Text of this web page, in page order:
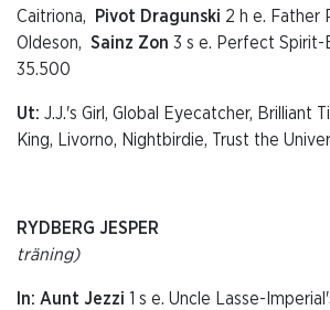
Caitriona,
Pivot Dragunski 2 h e. Father
Oldeson, Sainz Zon 3 s e. Perfect Spirit-
35.500
Ut: J.J.'s Girl, Global Eyecatcher, Brilliant
King, Livorno, Nightbirdie, Trust the
RYDBERG JESPER
träning)
In: Aunt Jezzi 1 s e. Uncle Lasse-